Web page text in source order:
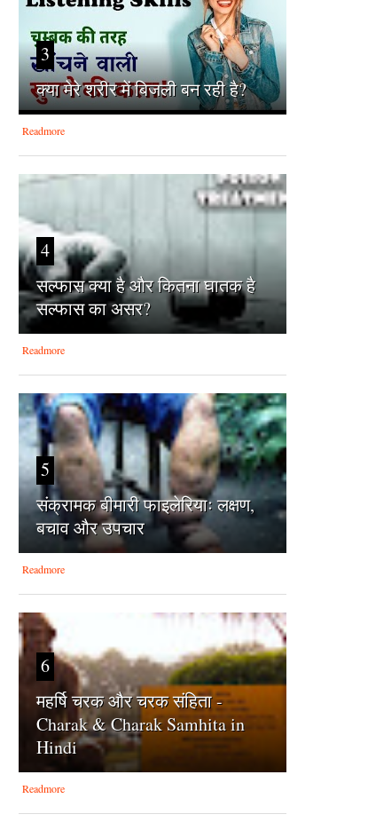
3
क्‍या मेरे शरीर में बिजली बन रही है?
Readmore
4
सल्फास क्या है और कितना घातक है
सल्फास का असर?
Readmore
5
संक्रामक बीमारी फाइलेरियाः लक्षण,
बचाव और उपचार
Readmore
6
महर्षि चरक और चरक संहिता -
Charak & Charak Samhita in
Hindi
Readmore